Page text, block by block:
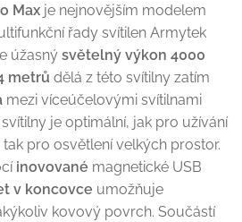
Max je nejnovějším modelem
řady svítilen Armytek
úžasný světelný výkon 4000
metrů dělá z této svítilny zatím
mezi víceúčelovými svítilnami
je optimální, jak pro užívání
pro osvětlení velkých prostor.
inovované magnetické USB
v koncovce umožňuje
kovový povrch. Součástí